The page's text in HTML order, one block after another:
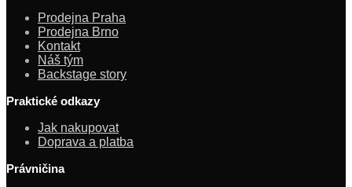
Prodejna Praha
Prodejna Brno
Kontakt
Náš tým
Backstage story
Praktické odkazy
Jak nakupovat
Doprava a platba
Právničina